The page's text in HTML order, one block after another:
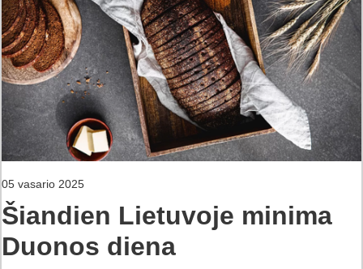
05 vasario 2025
Šiandien Lietuvoje minima
Duonos diena